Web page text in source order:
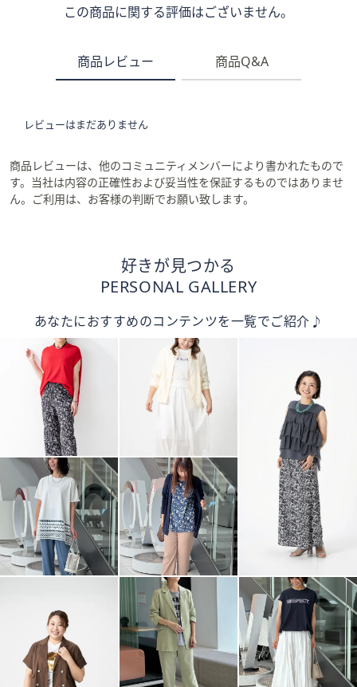
この商品に関する評価はございません。
商品レビュー 商品Q&A
レビューはまだありません
商品レビューは、他のコミュニティメンバーにより書かれたもので
す。当社は内容の正確性および妥当性を保証するものではありませ
ん。ご利用は、お客様の判断でお願い致します。
好きが見つかる
PERSONAL GALLERY
あなたにおすすめのコンテンツを一覧でご紹介♪